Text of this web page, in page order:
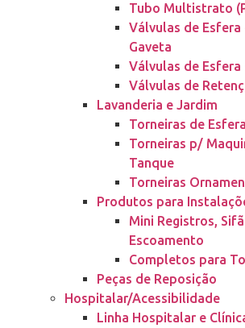
Tubo Multistrato
Válvulas de Esfera
Gaveta
Válvulas de Esfera
Válvulas de
Lavanderia e Jardim
Torneiras de Esfera
Torneiras p/
Tanque
Torneiras
Produtos para
Mini Registros,
Escoamento
Completos para
Peças de Reposição
Hospitalar/Acessibilidade
Linha Hospitalar e